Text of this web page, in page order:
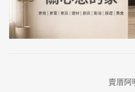
賣厝阿